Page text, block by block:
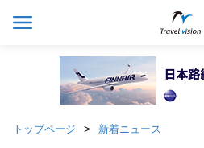
トップページ 新着ニュース